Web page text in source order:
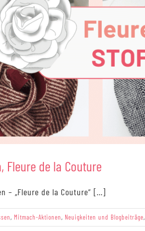
Fleure de la Couture
– „Fleure de la Couture“ [...]
, Mitmach-Aktionen, Neuigkeiten und Blogbeiträge,